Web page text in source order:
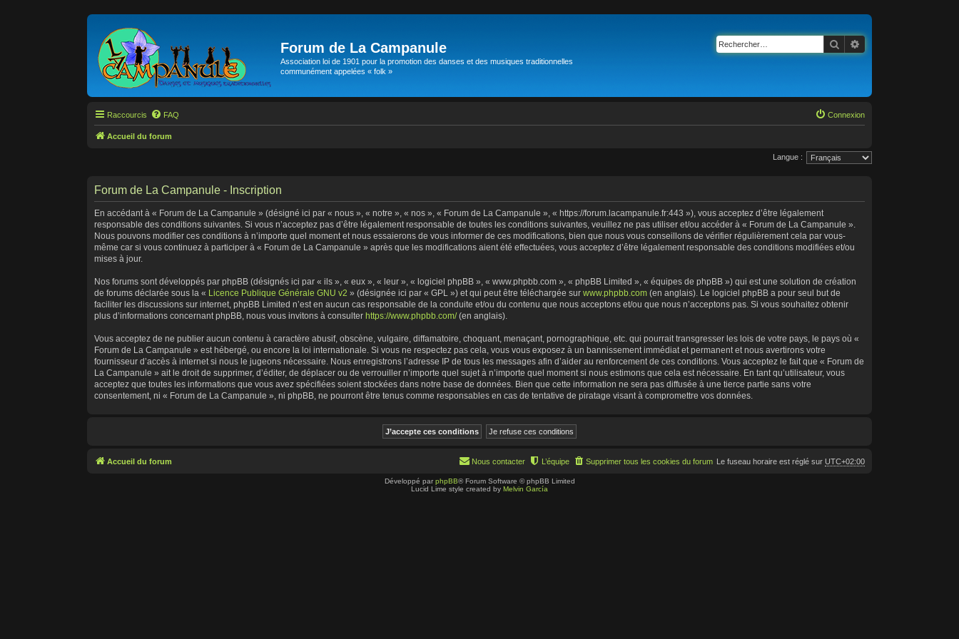
Forum de La Campanule
Association loi de 1901 pour la promotion des danses et des musiques traditionnelles
communément appelées « folk »
Rechercher
Raccourcis FAQ Connexion
Accueil du forum
Langue :
Forum de La Campanule - Inscription
En accédant à « Forum de La Campanule » (désigné ici par « nous », « notre », « nos », « Forum de La Campanule », « https://forum.lacampanule.fr:443 »), vous acceptez d’être légalement
responsable des conditions suivantes. Si vous n’acceptez pas d’être légalement responsable de toutes les conditions suivantes, veuillez ne pas utiliser et/ou accéder à « Forum de La Campanule ».
Nous pouvons modifier ces conditions à n’importe quel moment et nous essaierons de vous informer de ces modifications, bien que nous vous conseillons de vérifier régulièrement cela par vous-
même car si vous continuez à participer à « Forum de La Campanule » après que les modifications aient été effectuées, vous acceptez d’être légalement responsable des conditions modifiées et/ou
mises à jour.
Nos forums sont développés par phpBB (désignés ici par « ils », « eux », « leur », « logiciel phpBB », « www.phpbb.com », « phpBB Limited », « équipes de phpBB ») qui est une solution de création
de forums déclarée sous la « Licence Publique Générale GNU v2 » (désignée ici par « GPL ») et qui peut être téléchargée sur www.phpbb.com (en anglais). Le logiciel phpBB a pour seul but de
faciliter les discussions sur internet, phpBB Limited n’est en aucun cas responsable de la conduite et/ou du contenu que nous acceptons et/ou que nous n’acceptons pas. Si vous souhaitez obtenir
plus d’informations concernant phpBB, nous vous invitons à consulter https://www.phpbb.com/(en anglais).
Vous acceptez de ne publier aucun contenu à caractère abusif, obscène, vulgaire, diffamatoire, choquant, menaçant, pornographique, etc. qui pourrait transgresser les lois de votre pays, le pays où «
Forum de La Campanule » est hébergé, ou encore la loi internationale. Si vous ne respectez pas cela, vous vous exposez à un bannissement immédiat et permanent et nous avertirons votre
fournisseur d’accès à internet si nous le jugeons nécessaire. Nous enregistrons l’adresse IP de tous les messages afin d’aider au renforcement de ces conditions. Vous acceptez le fait que « Forum de
La Campanule » ait le droit de supprimer, d’éditer, de déplacer ou de verrouiller n’importe quel sujet à n’importe quel moment si nous estimons que cela est nécessaire. En tant qu’utilisateur, vous
acceptez que toutes les informations que vous avez spécifiées soient stockées dans notre base de données. Bien que cette information ne sera pas diffusée à une tierce partie sans votre
consentement, ni « Forum de La Campanule », ni phpBB, ne pourront être tenus comme responsables en cas de tentative de piratage visant à compromettre vos données.
Accueil du forum Le fuseau horaire est réglé sur UTC+02:00
Supprimer tous les cookies du forum
L’équipe
Nous contacter
Développé par phpBB® Forum Software © phpBB Limited
Lucid Lime style created by Melvin García